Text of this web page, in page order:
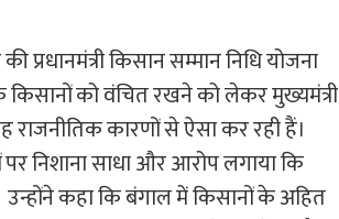
प्रधानमंत्री किसान सम्मान निधि योजना
को वंचित रखने को लेकर मुख्यमंत्री
कारणों से ऐसा कर रही हैं।
पर निशाना साधा और आरोप लगाया कि
उन्होंने कहा कि बंगाल में किसानों के अहित